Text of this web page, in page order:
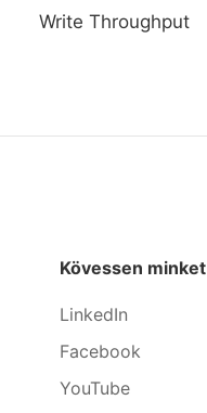
Write Throughput
Kövessen minket
LinkedIn
Facebook
YouTube